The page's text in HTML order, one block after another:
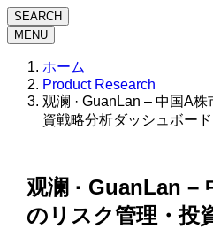
SEARCH
MENU
ホーム
Product Research
观澜 · GuanLan – 中国A
資戦略分析ダッシュボード
观澜 · GuanLan –
のリスク管理・投